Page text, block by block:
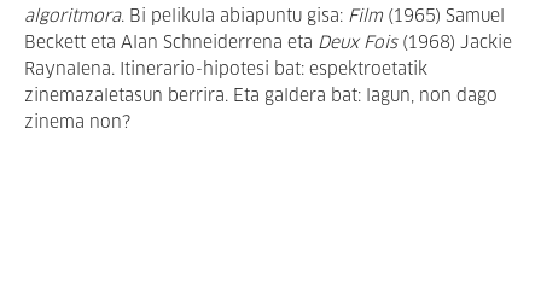
algoritmora. Bi pelikula abiapuntu gisa: Film (1965) Samuel
Beckett eta Alan Schneiderrena eta Deux Fois (1968) Jackie
Raynalena. Itinerario-hipotesi bat: espektroetatik
zinemazaletasun berrira. Eta galdera bat: lagun, non dago
zinema non?